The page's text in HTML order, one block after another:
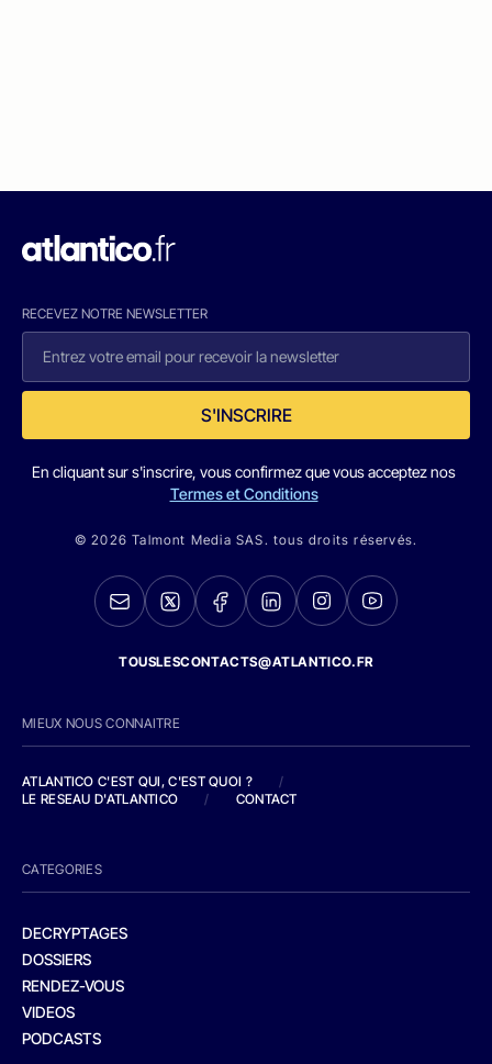
RECEVEZ NOTRE NEWSLETTER
S'INSCRIRE
En cliquant sur s'inscrire, vous confirmez que vous acceptez nos
Termes et Conditions
© 2026 Talmont Media SAS. tous droits réservés.
TOUSLESCONTACTS@ATLANTICO.FR
MIEUX NOUS CONNAITRE
ATLANTICO C'EST QUI, C'EST QUOI ?
/
LE RESEAU D'ATLANTICO
/ CONTACT
CATEGORIES
DECRYPTAGES
DOSSIERS
RENDEZ-VOUS
VIDEOS
PODCASTS